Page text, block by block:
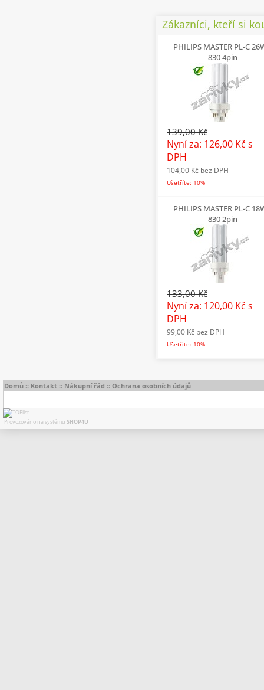
Zákazníci, kteří si
PHILIPS MASTER PL-C
830 4pin
139,00 Kč
Nyní za: 126,00 Kč s
DPH
104,00 Kč bez DPH
Ušetříte: 10%
PHILIPS MASTER PL-C
830 2pin
133,00 Kč
Nyní za: 120,00 Kč s
DPH
99,00 Kč bez DPH
Ušetříte: 10%
Domů :: Kontakt :: Nákupní řád :: Ochrana osobních údajů
Provozováno na systému SHOP4U